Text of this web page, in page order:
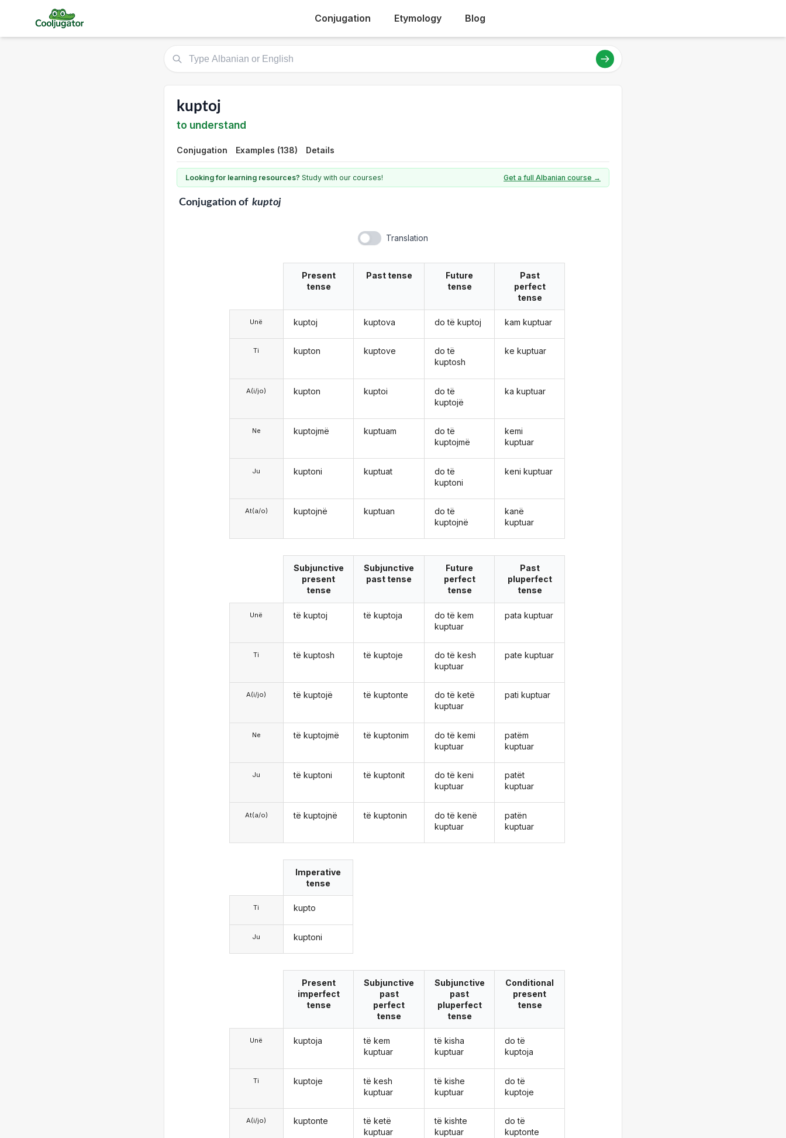
Conjugation Etymology Blog
kuptoj
to understand
Conjugation Examples (138) Details
Looking for learning resources? Study with our courses! Get a full Albanian course →
Conjugationof kuptoj
Translation
Unë
Ti
A(i/jo)
Ne
Ju
At(a/o)
Present
tense
kuptoj
kupton
kupton
kuptojmë
kuptoni
kuptojnë
Past tense
kuptova
kuptove
kuptoi
kuptuam
kuptuat
kuptuan
Future
tense
do të kuptoj
do të
kuptosh
do të
kuptojë
do të
kuptojmë
do të
kuptoni
do të
kuptojnë
Past
perfect
tense
kam kuptuar
ke kuptuar
ka kuptuar
kemi
kuptuar
keni kuptuar
kanë
kuptuar
Unë
Ti
A(i/jo)
Ne
Ju
At(a/o)
Subjunctive
present
tense
të kuptoj
të kuptosh
të kuptojë
të kuptojmë
të kuptoni
të kuptojnë
Subjunctive
past tense
të kuptoja
të kuptoje
të kuptonte
të kuptonim
të kuptonit
të kuptonin
Future
perfect
tense
do të kem
kuptuar
do të kesh
kuptuar
do të ketë
kuptuar
do të kemi
kuptuar
do të keni
kuptuar
do të kenë
kuptuar
Past
pluperfect
tense
pata kuptuar
pate kuptuar
pati kuptuar
patëm
kuptuar
patët
kuptuar
patën
kuptuar
Ti
Ju
Imperative
tense
kupto
kuptoni
Unë
Ti
A(i/jo)
Present
imperfect
tense
kuptoja
kuptoje
kuptonte
Subjunctive
past
perfect
tense
të kem
kuptuar
të kesh
kuptuar
të ketë
kuptuar
Subjunctive
past
pluperfect
tense
të kisha
kuptuar
të kishe
kuptuar
të kishte
kuptuar
Conditional
present
tense
do të
kuptoja
do të
kuptoje
do të
kuptonte